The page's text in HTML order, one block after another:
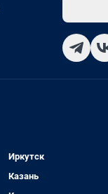
Иркутск
Казань